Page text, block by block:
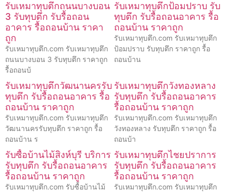
รับเหมาทุบตึกถนนบางบอน
3 รับทุบตึก รับรื้อถอน
อาคาร รื้อถอนบ้าน ราคา
ถูก
รับเหมาทุบตึก.com รับเหมาทุบตึก
ถนนบางบอน 3 รับทุบตึก ราคาถูก
รื้อถอนบ้
รับเหมาทุบตึกป้อมปราบ รับ
ทุบตึก รับรื้อถอนอาคาร รื้อ
ถอนบ้าน ราคาถูก
รับเหมาทุบตึก.com รับเหมาทุบตึก
ป้อมปราบ รับทุบตึก ราคาถูก รื้อ
ถอนบ้าน
รับเหมาทุบตึกวัฒนานครรับ
ทุบตึก รับรื้อถอนอาคาร รื้อ
ถอนบ้าน ราคาถูก
รับเหมาทุบตึก.com รับเหมาทุบตึก
วัฒนานครรับทุบตึก ราคาถูก รื้อ
ถอนบ้าน ร
รับเหมาทุบตึกวังทองหลาง
รับทุบตึก รับรื้อถอนอาคาร
รื้อถอนบ้าน ราคาถูก
รับเหมาทุบตึก.com รับเหมาทุบตึก
วังทองหลาง รับทุบตึก ราคาถูก รื้อ
ถอนบ้า
รับซื้อบ้านไม้สิงห์บุรี บริการ
รับทุบตึก รับรื้อถอนอาคาร
รื้อถอนบ้าน ราคาถูก
รับเหมาทุบตึก.com รับซื้อบ้านไม้
รับเหมาทุบตึกไชยปราการ
รับทุบตึก รับรื้อถอนอาคาร
รื้อถอนบ้าน ราคาถูก
รับเหมาทุบตึก.com รับเหมาทุบตึก